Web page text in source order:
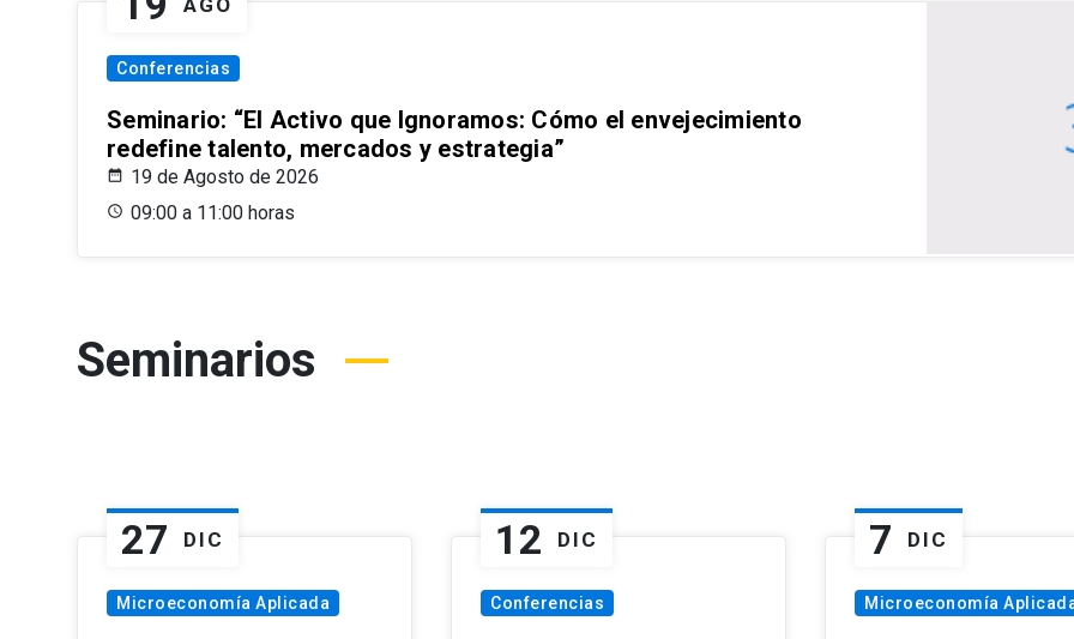
AGO
Conferencias
Seminario: “El Activo que Ignoramos: Cómo el envejecimiento
redefine talento, mercados y estrategia”
19 de Agosto de 2026
09:00 a 11:00 horas
Seminarios
27 DIC
Microeconomía Aplicada
12 DIC
Conferencias
7 DIC
Microeconomía